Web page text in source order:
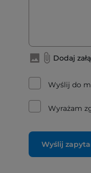
Dodaj
Wyślij do
Wyrażam
Wyślij